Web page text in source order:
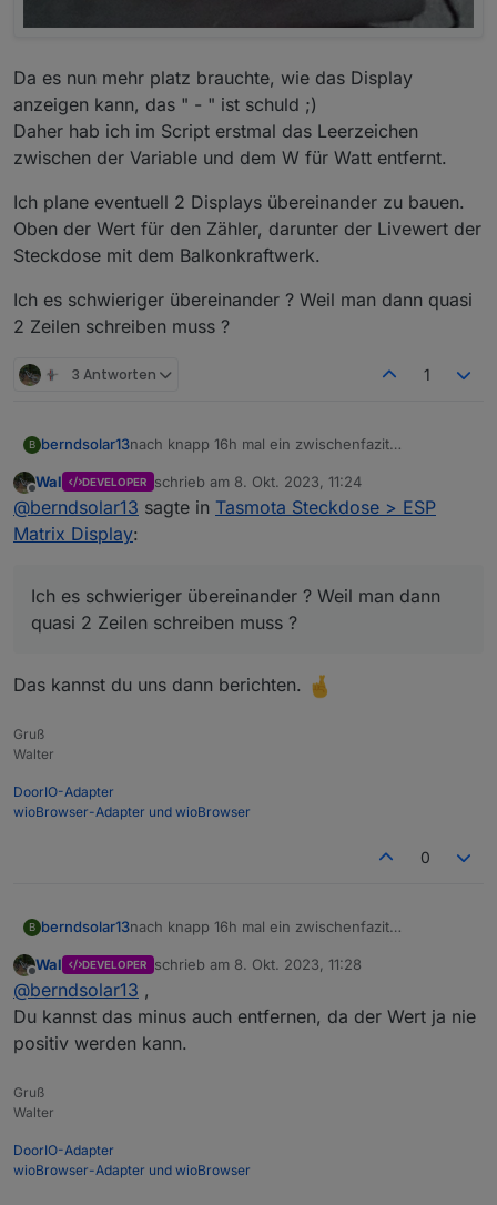
Da es nun mehr platz brauchte, wie das Display
anzeigen kann, das " - " ist schuld ;)
Daher hab ich im Script erstmal das Leerzeichen
zwischen der Variable und dem W für Watt entfernt.
Ich plane eventuell 2 Displays übereinander zu bauen.
Oben der Wert für den Zähler, darunter der Livewert der
Steckdose mit dem Balkonkraftwerk.
Ich es schwieriger übereinander ? Weil man dann quasi
2 Zeilen schreiben muss ?
3 Antworten 1
B berndsolar13nach knapp 16h mal ein zwischenfazit
festgestellt.
Da aber eben sie Sonne raus kam, und der Zähler
dann -125 W meldete, fing das Ding an den
zwischen der Variable und dem W für Watt
bauen.
Livewert der Steckdose mit dem Balkonkraftwerk.
Offline
Wal DEVELOPER schrieb am 8. Okt. 2023, 11:24
zuletzt editiert von
@berndsolar13 sagte in Tasmota Steckdose > ESP
Matrix Display:
Ich es schwieriger übereinander ? Weil man dann
quasi 2 Zeilen schreiben muss ?
Das kannst du uns dann berichten.
Gruß
Walter
DoorIO-Adapter
wioBrowser-Adapter und wioBrowser
0
B berndsolar13nach knapp 16h mal ein zwischenfazit
festgestellt.
Da aber eben sie Sonne raus kam, und der Zähler
dann -125 W meldete, fing das Ding an den
Scrollmodus zu aktivieren.
Offline
Wal DEVELOPER schrieb am 8. Okt. 2023, 11:28
zuletzt editiert von
@berndsolar13 ,
Du kannst das minus auch entfernen, da der Wert ja nie
positiv werden kann.
Gruß
Walter
DoorIO-Adapter
wioBrowser-Adapter und wioBrowser